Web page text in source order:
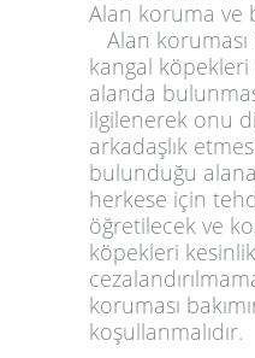
Alan koruma ve
Alan
kangal
alanda
ilgilenerek onu
arkadaşlık
bulunduğu
herkese için
öğretilecek ve
köpekleri
koruması
koşullanmalıdır.